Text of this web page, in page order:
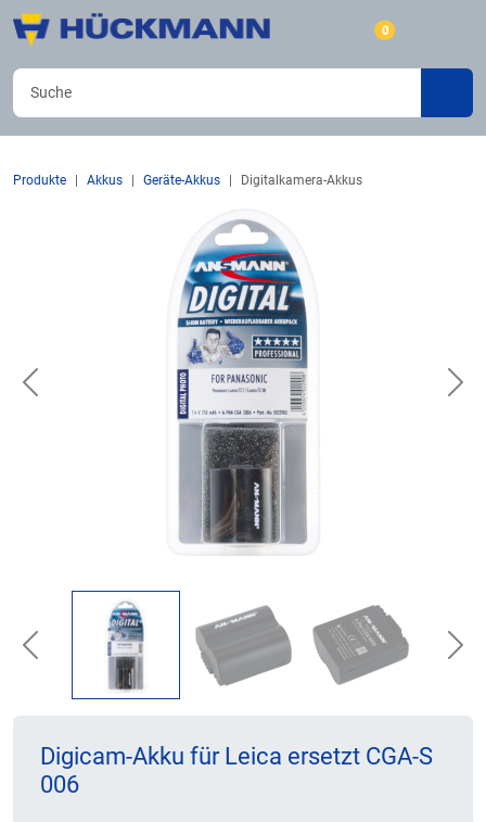
0
Produkte Akkus Geräte-Akkus Digitalkamera-Akkus
Previous
Previous
Digicam-Akku für Leica ersetzt CGA-S
006